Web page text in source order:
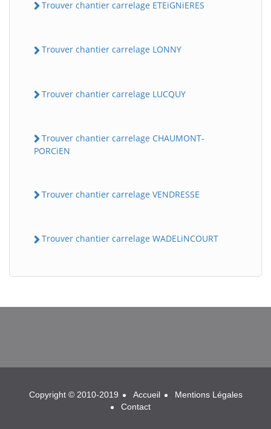
Trouver chantier carrelage ETEiGNiERES
Trouver chantier carrelage LONNY
Trouver chantier carrelage LUCQUY
Trouver chantier carrelage CHAUMONT-
PORCiEN
Trouver chantier carrelage VENDRESSE
Trouver chantier carrelage WADELiNCOURT
BatiWebPro
Copyright © 2010-2019 Accueil
Mentions Légales
Contact